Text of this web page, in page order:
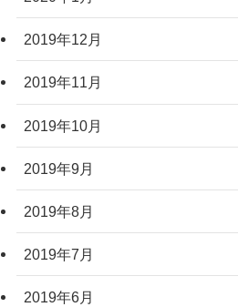
2019年12月
2019年11月
2019年10月
2019年9月
2019年8月
2019年7月
2019年6月